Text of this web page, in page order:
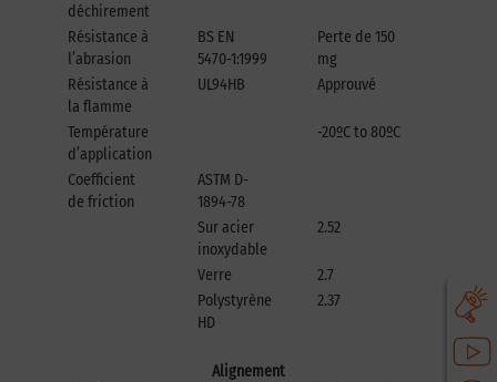
déchirement
Résistance à
l’abrasion
BS EN
5470-1:1999
Perte de 150
mg
Résistance à
la flamme
UL94HB Approuvé
Température
d’application
-20ºC to 80ºC
Coefficient
de friction
ASTM D-
1894-78
Sur acier
inoxydable
2.52
Verre 2.7
Polystyrène
HD
2.37 2.53
Alignement